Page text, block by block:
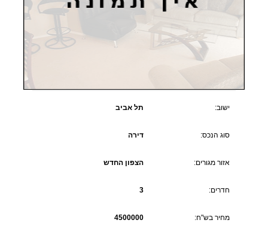
ישוב: תל אביב
סוג הנכס: דירה
אזור מגורים: הצפון החדש
חדרים: 3
מחיר בש"ח: 4500000